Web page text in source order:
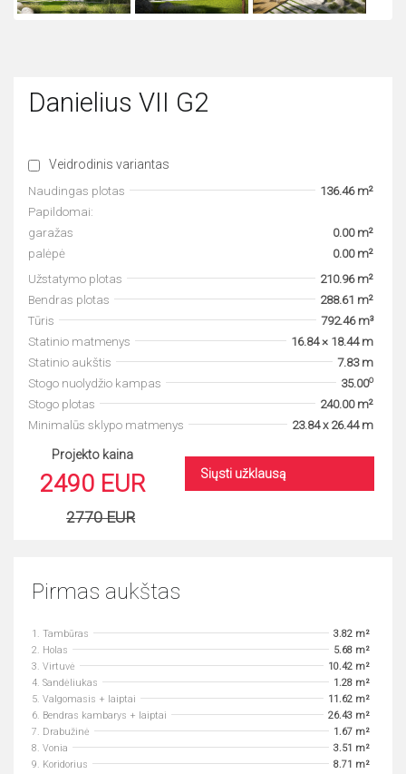
Danielius VII G2
Veidrodinis variantas
Naudingas plotas
136.46 m²
Papildomai:
garažas
0.00 m²
palėpė
0.00 m²
Užstatymo plotas
210.96 m²
Bendras plotas
288.61 m²
Tūris
792.46 m³
Statinio matmenys
16.84 × 18.44 m
Statinio aukštis
7.83 m
Stogo nuolydžio kampas
35.00o
Stogo plotas
240.00 m²
Minimalūs sklypo matmenys
23.84 x 26.44 m
Projekto kaina
2490 EUR
2770 EUR
Siųsti užklausą
Pirmas aukštas
1. Tambūras
3.82 m²
2. Holas
5.68 m²
3. Virtuvė
10.42 m²
4. Sandėliukas
1.28 m²
5. Valgomasis + laiptai
11.62 m²
6. Bendras kambarys + laiptai
26.43 m²
7. Drabužinė
1.67 m²
8. Vonia
3.51 m²
9. Koridorius
8.71 m²